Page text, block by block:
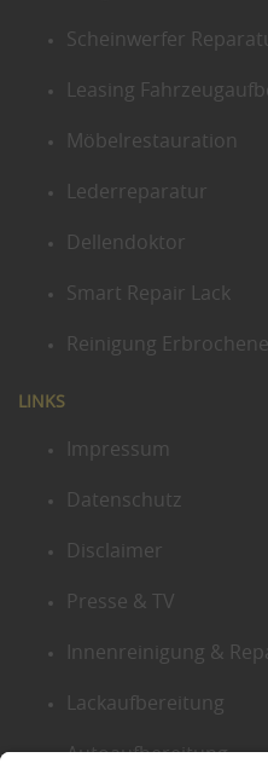
Scheinwerfer
Leasing
Möbelrestauration
Lederreparatur
Dellendoktor
Smart Repair Lack
Reinigung
LINKS
Impressum
Datenschutz
Disclaimer
Presse & TV
Innenreinigung &
Lackaufbereitung
Autoaufbereitung